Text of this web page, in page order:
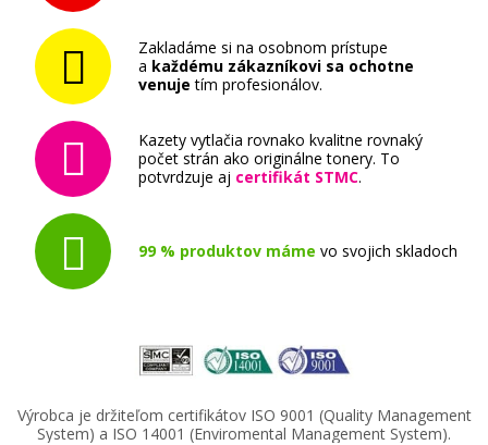
Originálny fotovalec MINOLTA IU310C
Originální fotoválec
Zakladáme si na osobnom prístupe
a každému zákazníkovi sa ochotne
venuje tím profesionálov.
Kazety vytlačia rovnako kvalitne rovnaký
počet strán ako originálne tonery. To
potvrdzuje aj certifikát STMC.
99 % produktov máme vo svojich skladoch
Výrobca je držiteľom certifikátov ISO 9001 (Quality Management
System) a ISO 14001 (Enviromental Management System).